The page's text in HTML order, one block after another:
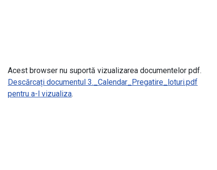
Acest browser nu suportă vizualizarea documentelor pdf.
Descărcați documentul 3._Calendar_Pregatire_loturi.pdf
pentru a-l vizualiza.